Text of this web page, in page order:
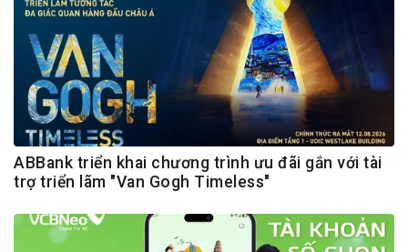
ABBank triển khai chương trình ưu đãi gắn với tài
trợ triển lãm "Van Gogh Timeless"